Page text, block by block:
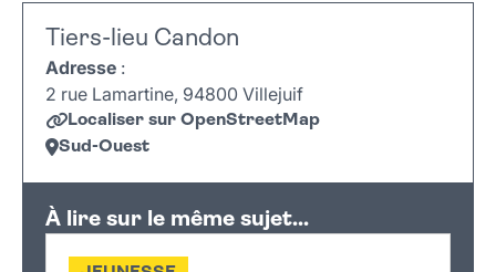
Tiers-lieu Candon
Adresse :
2 rue Lamartine, 94800 Villejuif
Localiser sur OpenStreetMap
Sud-Ouest
+
−
À lire sur le même sujet...